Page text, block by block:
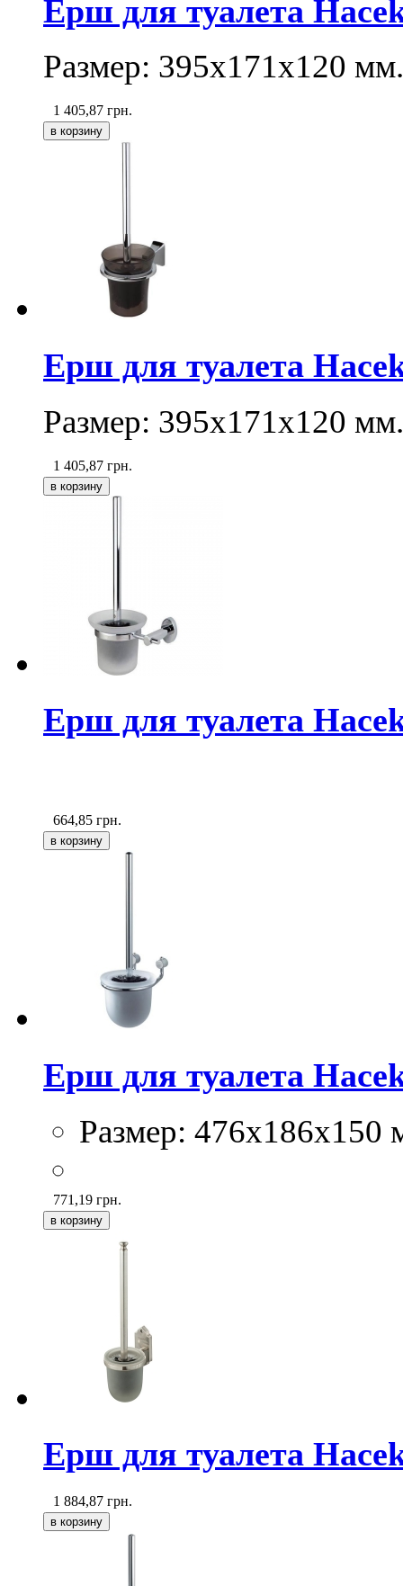
Ерш для туалета
Размер: 395х171х120 мм.
1 405,87 грн.
Ерш для туалета
Размер: 395х171х120 мм.
1 405,87 грн.
Ерш для туалета
664,85 грн.
Ерш для туалета
Размер: 476x186x150
771,19 грн.
Ерш для туалета
1 884,87 грн.